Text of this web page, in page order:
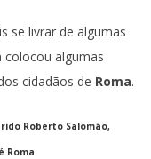
se livrar de algumas
algumas
cidadãos de Roma.
Roberto Salomão,
Roma